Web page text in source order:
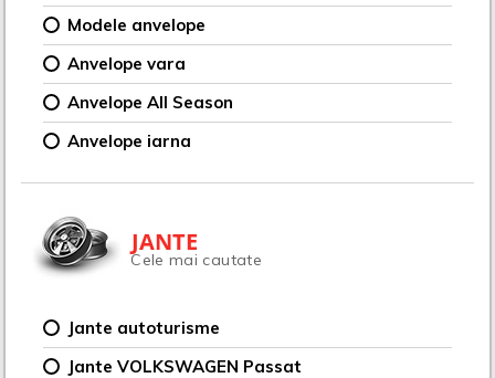
Modele anvelope
Anvelope vara
Anvelope All Season
Anvelope iarna
JANTE
Cele mai cautate
Jante autoturisme
Jante VOLKSWAGEN Passat